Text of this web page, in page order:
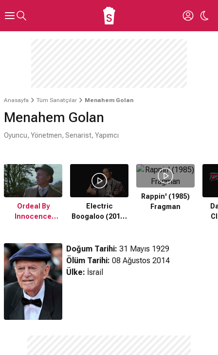
Anasayfa Tüm Sanatçılar Menahem Golan
Menahem Golan
Oyuncu, Yönetmen, Senarist, Yapımcı
Ordeal By
Innocence
Electric
Boogaloo (2014)
Rappin' (1985)
Fragman
Doğum Tarihi: 31 Mayıs 1929
Ölüm Tarihi: 08 Ağustos 2014
Ülke: İsrail